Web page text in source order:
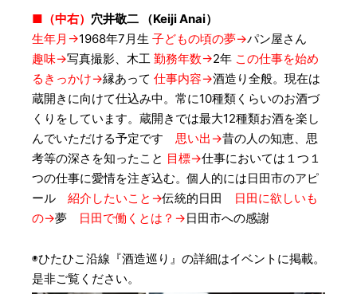
■（中右） 穴井敬二 （Keiji Anai）
生年月→1968年7月生 子どもの頃の夢→パン屋さん
趣味→写真撮影、木工 勤務年数→2年 この仕事を始め
るきっかけ→縁あって 仕事内容→酒造り全般。現在は
蔵開きに向けて仕込み中。常に10種類くらいのお酒づ
くりをしています。蔵開きでは最大12種類お酒を楽し
んでいただける予定です 思い出→昔の人の知恵、思
考等の深さを知ったこと 目標→仕事においては１つ１
つの仕事に愛情を注ぎ込む。個人的には日田市のアピ
ール 紹介したいこと→伝統的日田
日田に欲しいも
の→夢 日田で働くとは？→日田市への感謝
◉ひたひこ沿線『酒造巡り』の詳細はイベントに掲載。
是非ご覧ください。